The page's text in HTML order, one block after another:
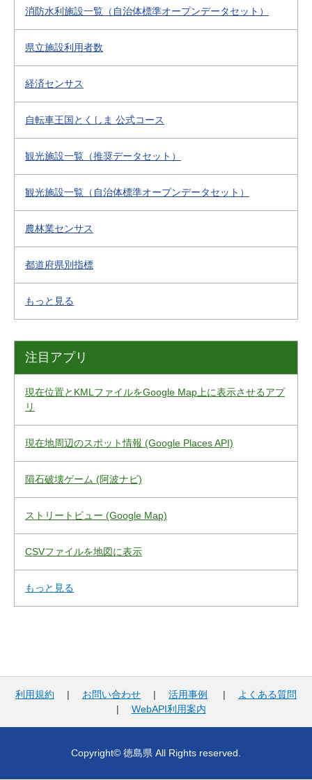
消防水利施設一覧（自治体標準オープンデータセット）
県立施設利用者数
経済センサス
自転車王国とくしま 公式コース
観光施設一覧（推奨データセット）
観光施設一覧（自治体標準オープンデータセット）
農林業センサス
都道府県別指標
もっと見る
注目アプリ
現在位置とKMLファイルをGoogle Map上に表示させるアプ
リ
現在地周辺のスポット情報 (Google Places API)
隕石破壊ゲーム (阿波ナビ)
ストリートビュー (Google Map)
CSVファイルを地図に表示
もっと見る
利用規約 | お問い合わせ | 活用事例 |
よくある質問
| WebAPI利用案内
Copyright© 徳島県 All Rights reserved.